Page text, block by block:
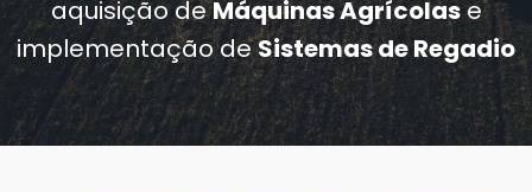
aquisição deMáquinas Agrícolase
implementação deSistemas de Regadio